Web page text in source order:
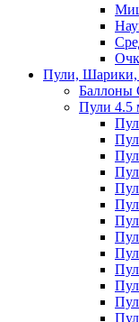
Пули, Шарики,
Баллоны
Пули 4.5